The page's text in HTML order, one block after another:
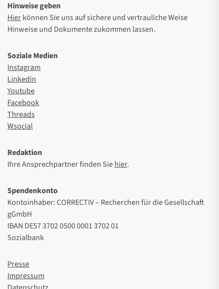
Hinweise geben
Hierkönnen Sie uns auf sichere und vertrauliche Weise
Hinweise und Dokumente zukommen lassen.
Soziale Medien
Instagram
Linkedin
Youtube
Facebook
Threads
Wsocial
Redaktion
Ihre Ansprechpartner finden Siehier.
Spendenkonto
Kontoinhaber: CORRECTIV – Recherchen für die Gesellschaft
gGmbH
IBAN DE57 3702 0500 0001 3702 01
Sozialbank
Presse
Impressum